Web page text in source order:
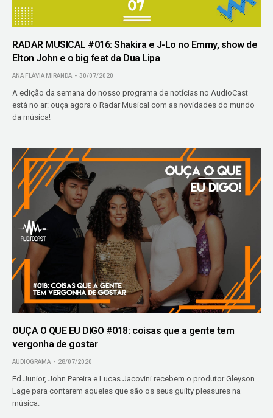
RADAR MUSICAL #016: Shakira e J-Lo no Emmy, show de
Elton John e o big feat da Dua Lipa
ANA FLÁVIA MIRANDA 30/07/2020
A edição da semana do nosso programa de notícias no AudioCast
está no ar: ouça agora o Radar Musical com as novidades do mundo
da música!
OUÇA O QUE EU DIGO #018: coisas que a gente tem
vergonha de gostar
AUDIOGRAMA 28/07/2020
Ed Junior, John Pereira e Lucas Jacovini recebem o produtor Gleyson
Lage para contarem aqueles que são os seus guilty pleasures na
música.